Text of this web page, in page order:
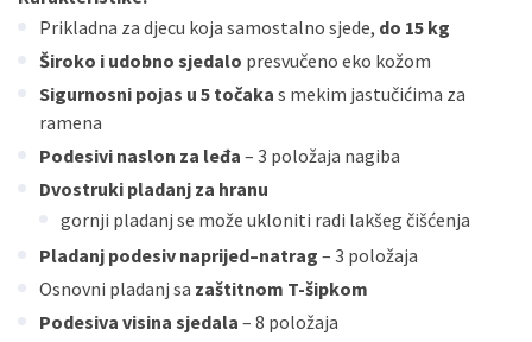
Prikladna za djecu koja samostalno sjede, do 15 kg
Široko i udobno sjedalo presvučeno eko kožom
Sigurnosni pojas u 5 točaka s mekim jastučićima za
ramena
Podesivi naslon za leđa – 3 položaja nagiba
Dvostruki pladanj za hranu
gornji pladanj se može ukloniti radi lakšeg čišćenja
Pladanj podesiv naprijed–natrag – 3 položaja
Osnovni pladanj sa zaštitnom T-šipkom
Podesiva visina sjedala – 8 položaja